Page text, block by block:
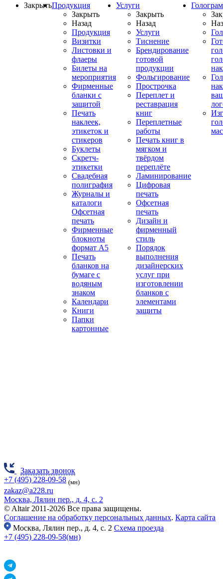
ЗакрытьПродукция
Закрыть
Назад
Продукция
Визитки
Листовки и
флаеры
Билеты на
мероприятия
Фирменные
бланки с
защитой
Печать
наклеек,
этикеток и
стикеров
Буклеты
Скретч-
этикетки
Свадебная
полиграфия
Журналы и
каталоги
Офсетная
печать
Фирменные
блокноты
формат А5
Печать
бланков на
бумаге с
водяным
знаком
Календари
Книги
Папки
картонные
Услуги
Закрыть
Назад
Услуги
Тиснение
Брендирование
готовой
продукции
Фольгирование
Прострочка
Переплет и
реставрация
книг
Переплетные
работы
Печать книг в
мягком и
твёрдом
переплёте
Ламинирование
Цифровая
печать
Офсетная
печать
Дизайн и
фирменный
стиль
Порядок
выполнения
дизайнерских
услуг при
изготовлении
бланков с
элементами
защиты
Заказать звонок
+7 (495) 228-09-58 (мн)
zakaz@a228.ru
Москва, Лялин пер., д. 4, с. 2
© Altair 2011-2026 Все права защищены.
Соглашение на обработку персональных данных. Карта сайта
Москва, Лялин пер., д. 4, с. 2 Схема проезда
+7 (495) 228-09-58(мн)